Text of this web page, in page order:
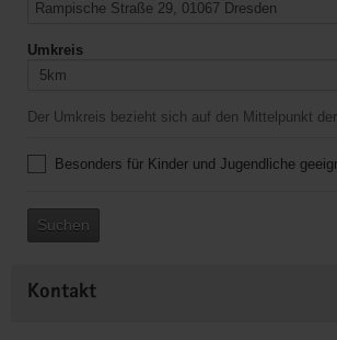
Umkreis
Der Umkreis bezieht sich auf den Mittelpunkt
Besonders für Kinder und Jugendliche
Suchen
Kontakt